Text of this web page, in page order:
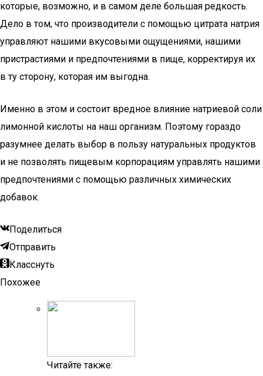
которые, возможно, и в самом деле большая редкость.
Дело в том, что производители с помощью цитрата натрия
управляют нашими вкусовыми ощущениями, нашими
пристрастиями и предпочтениями в пище, корректируя их
в ту сторону, которая им выгодна.
Именно в этом и состоит вредное влияние натриевой соли
лимонной кислоты на наш организм. Поэтому гораздо
разумнее делать выбор в пользу натуральных продуктов
и не позволять пищевым корпорациям управлять нашими
предпочтениями с помощью различных химических
добавок.
Поделиться
Отправить
Класснуть
Похожее
Читайте также: